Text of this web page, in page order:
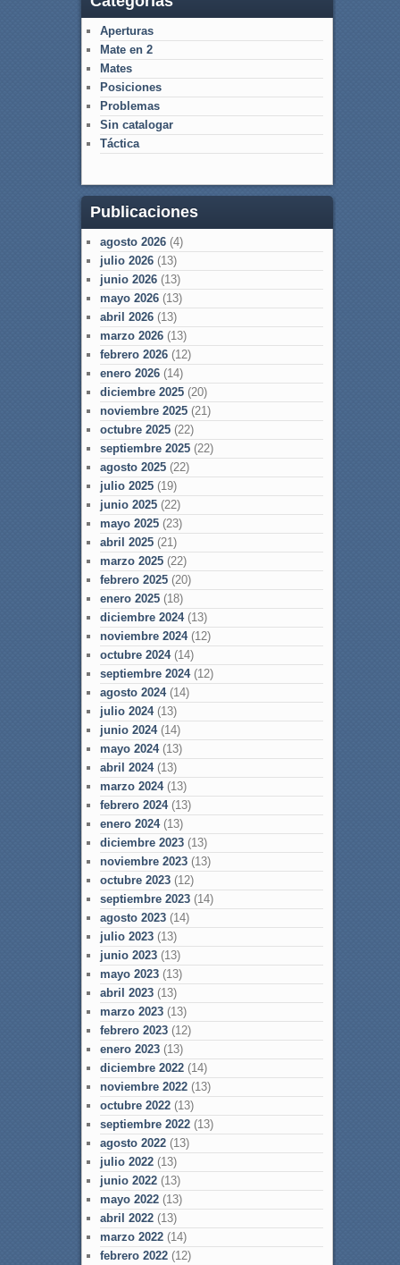
Aperturas
Mate en 2
Mates
Posiciones
Problemas
Sin catalogar
Táctica
Publicaciones
agosto 2026(4)
julio 2026(13)
junio 2026(13)
mayo 2026(13)
abril 2026(13)
marzo 2026(13)
febrero 2026(12)
enero 2026(14)
diciembre 2025(20)
noviembre 2025(21)
octubre 2025(22)
septiembre 2025(22)
agosto 2025(22)
julio 2025(19)
junio 2025(22)
mayo 2025(23)
abril 2025(21)
marzo 2025(22)
febrero 2025(20)
enero 2025(18)
diciembre 2024(13)
noviembre 2024(12)
octubre 2024(14)
septiembre 2024(12)
agosto 2024(14)
julio 2024(13)
junio 2024(14)
mayo 2024(13)
abril 2024(13)
marzo 2024(13)
febrero 2024(13)
enero 2024(13)
diciembre 2023(13)
noviembre 2023(13)
octubre 2023(12)
septiembre 2023(14)
agosto 2023(14)
julio 2023(13)
junio 2023(13)
mayo 2023(13)
abril 2023(13)
marzo 2023(13)
febrero 2023(12)
enero 2023(13)
diciembre 2022(14)
noviembre 2022(13)
octubre 2022(13)
septiembre 2022(13)
agosto 2022(13)
julio 2022(13)
junio 2022(13)
mayo 2022(13)
abril 2022(13)
marzo 2022(14)
febrero 2022(12)